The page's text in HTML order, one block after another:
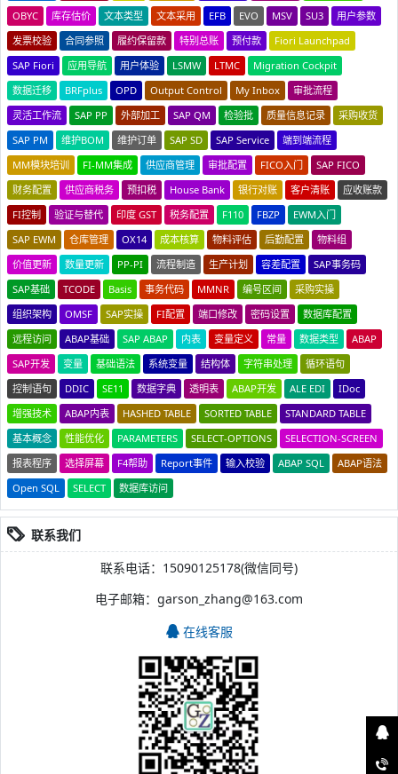
OBYC
库存估价 文本类型 文本采用 EFB EVO MSV SU3
用户参数
发票校验
合同参照 履约保留款 特别总账 预付款
Fiori Launchpad
SAP Fiori
应用导航 用户体验 LSMW LTMC
Migration Cockpit
数据迁移
BRFplus OPD Output Control My Inbox
审批流程
灵活工作流
SAP PP 外部加工 SAP QM 检验批 质量信息记录
采购收货
SAP PM
维护BOM 维护订单 SAP SD SAP Service
端到端流程
MM模块培训
FI-MM集成 供应商管理 审批配置 FICO入门
SAP FICO
财务配置
供应商税务 预扣税 House Bank 银行对账 客户清账
应收账款
FI控制
验证与替代 印度 GST 税务配置 F110 FBZP
EWM入门
SAP EWM
仓库管理 OX14 成本核算 物料评估 后勤配置
物料组
价值更新
数量更新 PP-PI 流程制造 生产计划 容差配置
SAP事务码
SAP基础
TCODE Basis 事务代码 MMNR 编号区间
采购实操
组织架构
OMSF SAP实操 FI配置 端口修改 密码设置
数据库配置
远程访问
ABAP基础 SAP ABAP 内表 变量定义 常量 数据类型
ABAP
SAP开发
变量 基础语法 系统变量 结构体 字符串处理
循环语句
控制语句
DDIC SE11 数据字典 透明表 ABAP开发 ALE EDI
IDoc
增强技术
ABAP内表 HASHED TABLE SORTED TABLE
STANDARD TABLE
基本概念
性能优化 PARAMETERS SELECT-OPTIONS
SELECTION-SCREEN
报表程序
选择屏幕 F4帮助 Report事件 输入校验 ABAP SQL
ABAP语法
Open SQL
SELECT 数据库访问
联系我们
联系电话：15090125178(微信同号)
电子邮箱：garson_zhang@163.com
在线客服